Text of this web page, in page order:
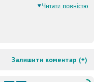
Читати повністю
Залишити коментар (+)